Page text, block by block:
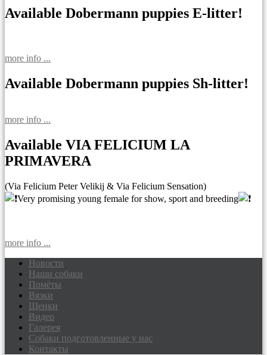
Available Dobermann puppies E-litter!
more info ...
Available Dobermann puppies Sh-litter!
more info ...
Available VIA FELICIUM LA
PRIMAVERA
(Via Felicium Peter Velikij & Via Felicium Sensation)
Very promising young female for show, sport and breeding
more info ...
Доберманы питомник Via Felicium,
щенки добермана
Новости
Наши собаки
Помёты
Вязки
Щенки
Видео
Галерея
Собаки подготовленные у нас
Контакты